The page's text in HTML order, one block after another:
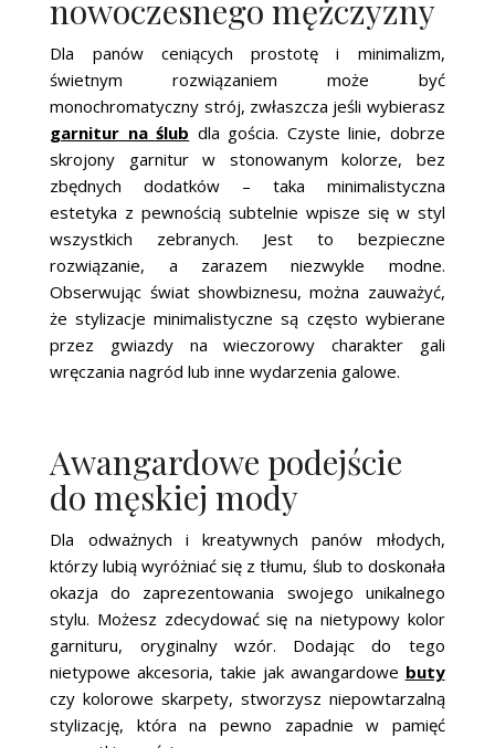
nowoczesnego mężczyzny
Dla panów ceniących prostotę i minimalizm,
świetnym rozwiązaniem może być
monochromatyczny strój, zwłaszcza jeśli wybierasz
garnitur na ślub dla gościa. Czyste linie, dobrze
skrojony garnitur w stonowanym kolorze, bez
zbędnych dodatków – taka minimalistyczna
estetyka z pewnością subtelnie wpisze się w styl
wszystkich zebranych. Jest to bezpieczne
rozwiązanie, a zarazem niezwykle modne.
Obserwując świat showbiznesu, można zauważyć,
że stylizacje minimalistyczne są często wybierane
przez gwiazdy na wieczorowy charakter gali
wręczania nagród lub inne wydarzenia galowe.
Awangardowe podejście
do męskiej mody
Dla odważnych i kreatywnych panów młodych,
którzy lubią wyróżniać się z tłumu, ślub to doskonała
okazja do zaprezentowania swojego unikalnego
stylu. Możesz zdecydować się na nietypowy kolor
garnituru, oryginalny wzór. Dodając do tego
nietypowe akcesoria, takie jak awangardowe buty
czy kolorowe skarpety, stworzysz niepowtarzalną
stylizację, która na pewno zapadnie w pamięć